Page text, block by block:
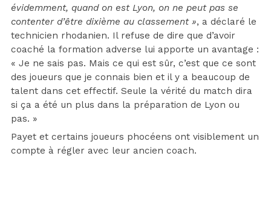
évidemment, quand on est Lyon, on ne peut pas se
contenter d’être dixième au classement », a déclaré le
technicien rhodanien. Il refuse de dire que d’avoir
coaché la formation adverse lui apporte un avantage :
« Je ne sais pas. Mais ce qui est sûr, c’est que ce sont
des joueurs que je connais bien et il y a beaucoup de
talent dans cet effectif. Seule la vérité du match dira
si ça a été un plus dans la préparation de Lyon ou
pas. »
Payet et certains joueurs phocéens ont visiblement un
compte à régler avec leur ancien coach.